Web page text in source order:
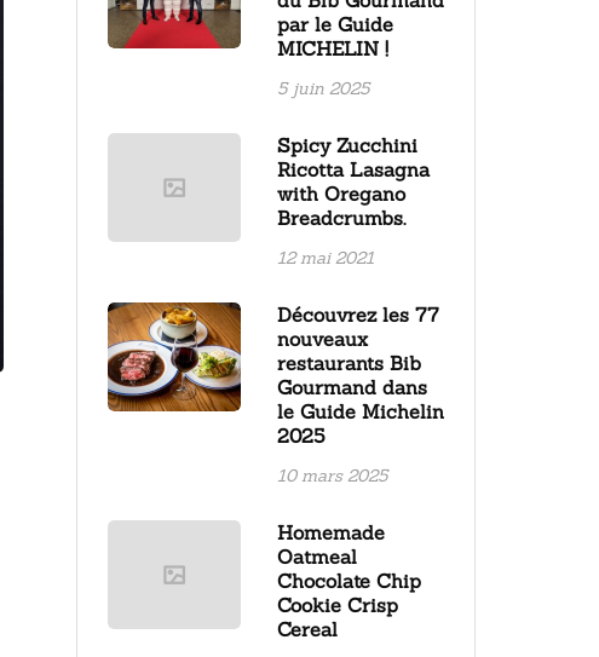
par le Guide
MICHELIN !
5 juin 2025
Spicy Zucchini
Ricotta Lasagna
with Oregano
Breadcrumbs.
12 mai 2021
Découvrez les 77
nouveaux
restaurants Bib
Gourmand dans
le Guide Michelin
2025
10 mars 2025
Homemade
Oatmeal
Chocolate Chip
Cookie Crisp
Cereal